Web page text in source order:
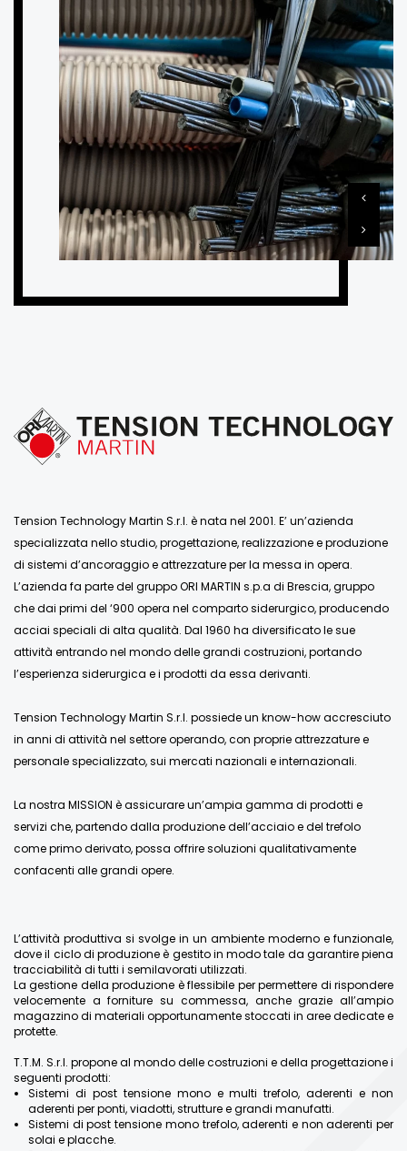
Tension Technology Martin S.r.l. è nata nel 2001. E’ un’azienda
specializzata nello studio, progettazione, realizzazione e produzione
di sistemi d’ancoraggio e attrezzature per la messa in opera.
L’azienda fa parte del gruppo ORI MARTIN s.p.a di Brescia, gruppo
che dai primi del ‘900 opera nel comparto siderurgico, producendo
acciai speciali di alta qualità. Dal 1960 ha diversificato le sue
attività entrando nel mondo delle grandi costruzioni, portando
l’esperienza siderurgica e i prodotti da essa derivanti.
Tension Technology Martin S.r.l. possiede un know-how accresciuto
in anni di attività nel settore operando, con proprie attrezzature e
personale specializzato, sui mercati nazionali e internazionali.
La nostra MISSION è assicurare un’ampia gamma di prodotti e
servizi che, partendo dalla produzione dell’acciaio e del trefolo
come primo derivato, possa offrire soluzioni qualitativamente
confacenti alle grandi opere.
L’attività produttiva si svolge in un ambiente moderno e funzionale,
dove il ciclo di produzione è gestito in modo tale da garantire piena
tracciabilità di tutti i semilavorati utilizzati.
La gestione della produzione è flessibile per permettere di rispondere
velocemente a forniture su commessa, anche grazie all’ampio
magazzino di materiali opportunamente stoccati in aree dedicate e
protette.
T.T.M. S.r.l. propone al mondo delle costruzioni e della progettazione i
seguenti prodotti:
Sistemi di post tensione mono e multi trefolo, aderenti e non
aderenti per ponti, viadotti, strutture e grandi manufatti.
Sistemi di post tensione mono trefolo, aderenti e non aderenti per
solai e placche.